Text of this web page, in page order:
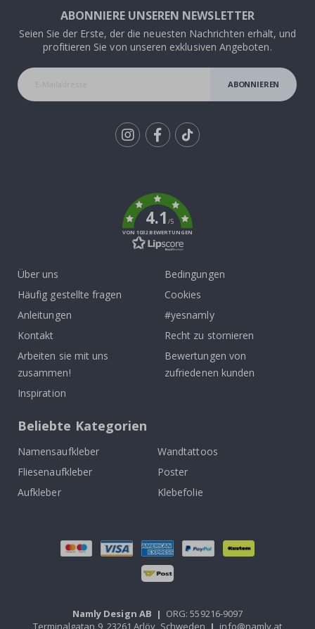
ABONNIERE UNSEREN NEWSLETTER
Seien Sie der Erste, der die neuesten Nachrichten erhält, und
profitieren Sie von unseren exklusiven Angeboten.
ABONNIEREN
4.1/5
VON 1032 BEWERTUNGEN
Über uns
Häufig gestellte fragen
Anleitungen
Kontakt
Arbeiten sie mit uns
zusammen!
Inspiration
Bedingungen
Cookies
#yesnamly
Recht zu stornieren
Bewertungen von
zufriedenen kunden
Beliebte Kategorien
Namensaufkleber
Wandtattoos
Fliesenaufkleber
Poster
Aufkleber
Klebefolie
Namly Design AB | ORG: 559216-9097
Terminalgatan 9, 23261 Arlöv, Schweden | info@namly.at